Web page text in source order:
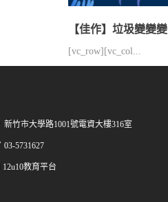
【佳作】垃圾變變變
[vc_row][vc_col...
新竹市大學路1001號電資大樓316室
03-5731627
12u10教育平台